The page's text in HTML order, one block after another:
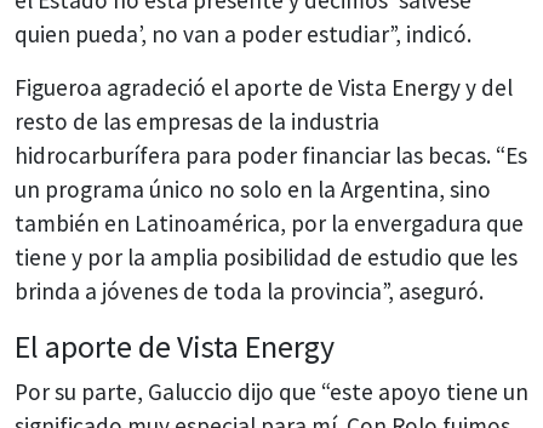
quien pueda’, no van a poder estudiar”, indicó.
Figueroa agradeció el aporte de Vista Energy y del
resto de las empresas de la industria
hidrocarburífera para poder financiar las becas. “Es
un programa único no solo en la Argentina, sino
también en Latinoamérica, por la envergadura que
tiene y por la amplia posibilidad de estudio que les
brinda a jóvenes de toda la provincia”, aseguró.
El aporte de Vista Energy
Por su parte, Galuccio dijo que “este apoyo tiene un